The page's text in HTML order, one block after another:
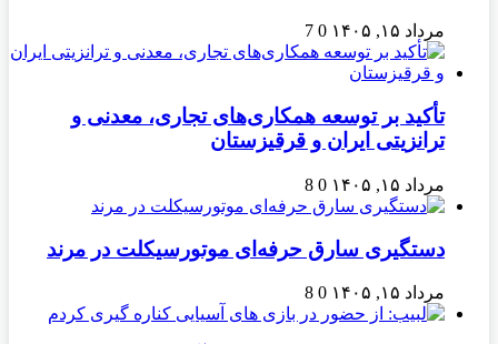
مرداد ۱۵, ۱۴۰۵ 0
7
تأکید بر توسعه همکاری‌های تجاری، معدنی و
ترانزیتی ایران و قرقیزستان
مرداد ۱۵, ۱۴۰۵ 0
8
دستگیری سارق حرفه‌ای موتورسیکلت در مرند
مرداد ۱۵, ۱۴۰۵ 0
8